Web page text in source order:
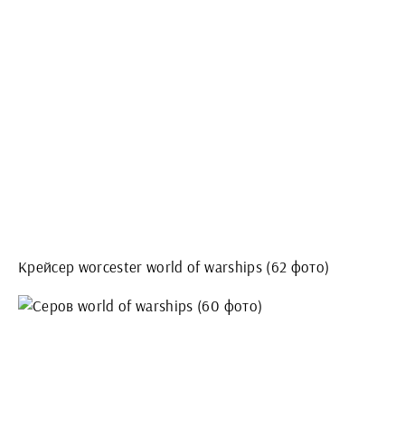
Крейсер worcester world of warships (62 фото)